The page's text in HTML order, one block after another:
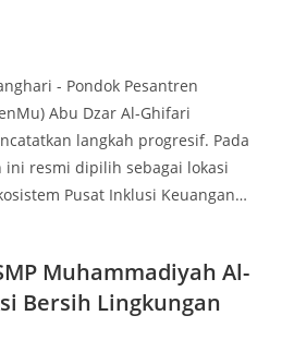
- Pondok Pesantren
Abu Dzar Al-Ghifari
langkah progresif. Pada
ini resmi dipilih sebagai lokasi
Pusat Inklusi Keuangan…
Muhammadiyah Al-
Bersih Lingkungan